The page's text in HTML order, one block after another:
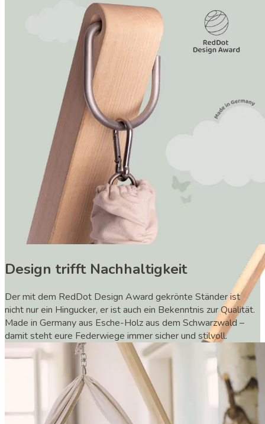
Design trifft Nachhaltigkeit
Der mit dem RedDot Design Award gekrönte Ständer ist
nicht nur ein Hingucker, er ist auch ein Bekenntnis zur Qualität.
Made in Germany aus Esche-Holz aus dem Schwarzwald –
damit steht eure Federwiege immer sicher und stilvoll.